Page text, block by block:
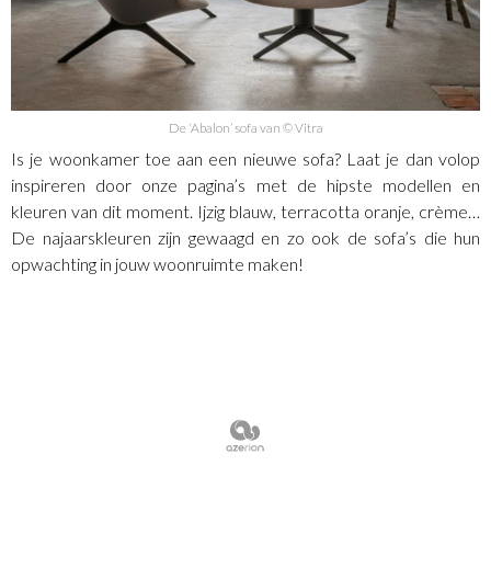
De ‘Abalon’ sofa van © Vitra
Is je woonkamer toe aan een nieuwe sofa? Laat je dan volop
inspireren door onze pagina’s met de hipste modellen en
kleuren van dit moment. Ijzig blauw, terracotta oranje, crème…
De najaarskleuren zijn gewaagd en zo ook de sofa’s die hun
opwachting in jouw woonruimte maken!